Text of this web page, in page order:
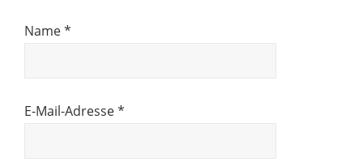
Name*
E-Mail-Adresse*